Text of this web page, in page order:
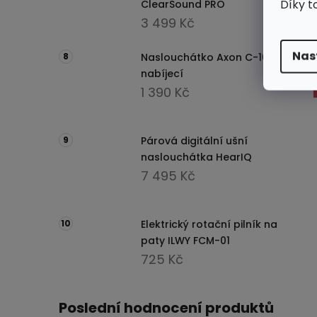
Díky
ClearSound PRO
3 499 Kč
Naslouchátko Axon C-109
nabíjecí
1 390 Kč
Párová digitální ušní
naslouchátka HearIQ
7 495 Kč
Elektrický rotační pilník na
paty ILWY FCM-01
725 Kč
Poslední hodnocení produktů